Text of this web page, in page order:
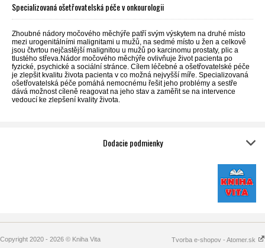
Specializovaná ošetřovatelská péče v onkourologii
Zhoubné nádory močového měchýře patří svým výskytem na druhé místo
mezi urogenitálními malignitami u mužů, na sedmé místo u žen a celkově
jsou čtvrtou nejčastější malignitou u mužů po karcinomu prostaty, plic a
tlustého střeva.Nádor močového měchýře ovlivňuje život pacienta po
fyzické, psychické a sociální stránce. Cílem léčebné a ošetřovatelské péče
je zlepšit kvalitu života pacienta v co možná nejvyšší míře. Specializovaná
ošetřovatelská péče pomáhá nemocnému řešit jeho problémy a sestře
dává možnost cíleně reagovat na jeho stav a zaměřit se na intervence
vedoucí ke zlepšení kvality života.
Dodacie podmienky
Copyright 2020 - 2026 © Kniha Vita Tvorba e-shopov - Atomer.sk